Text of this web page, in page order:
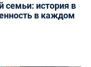
семьи: история в
в каждом